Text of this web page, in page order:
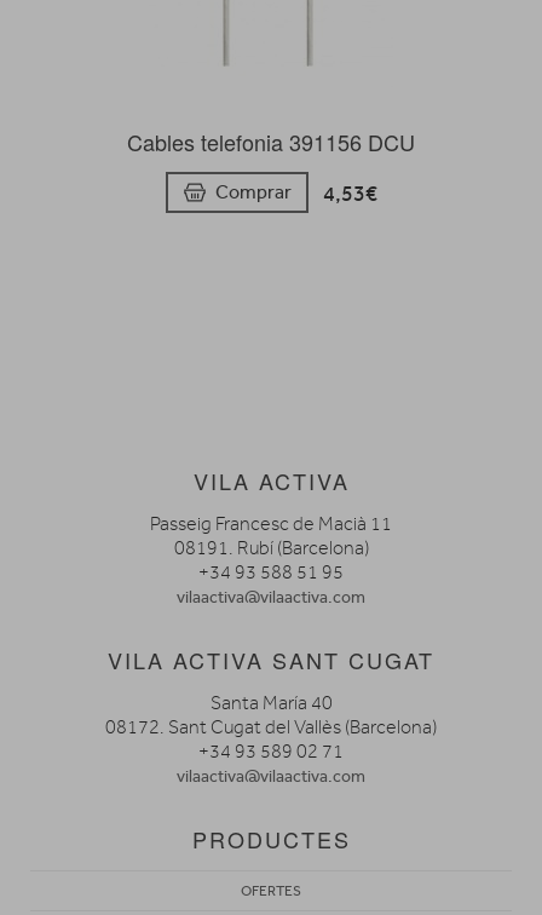
Cables telefonia 391156 DCU
Comprar 4,53€
VILA ACTIVA
Passeig Francesc de Macià 11
08191. Rubí (Barcelona)
+34 93 588 51 95
vilaactiva@vilaactiva.com
VILA ACTIVA SANT CUGAT
Santa María 40
08172. Sant Cugat del Vallès (Barcelona)
+34 93 589 02 71
vilaactiva@vilaactiva.com
PRODUCTES
OFERTES